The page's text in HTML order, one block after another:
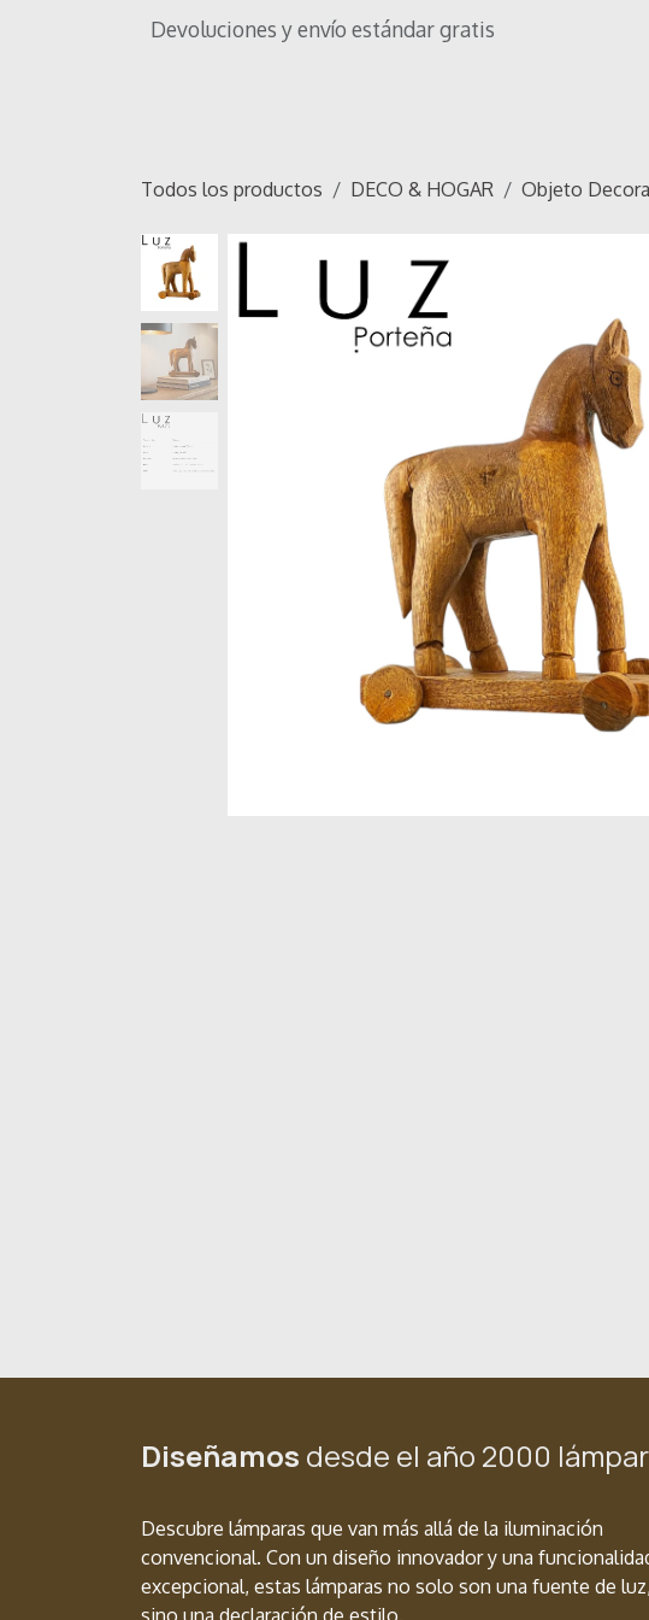
Devoluciones y envío estándar gratis
Todos los productos DECO & HOGAR Objeto
Diseñamos desde el año 2000
Descubre lámparas que van más allá de la iluminación
convencional. Con un diseño innovador y una
excepcional, estas lámparas no solo son una fuente de luz,
sino una declaración de estilo.